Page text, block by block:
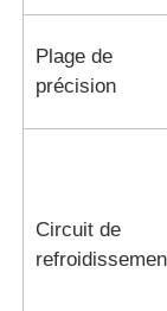
machine
Contrôleur
appareil de
Plage de
précision
Circuit de